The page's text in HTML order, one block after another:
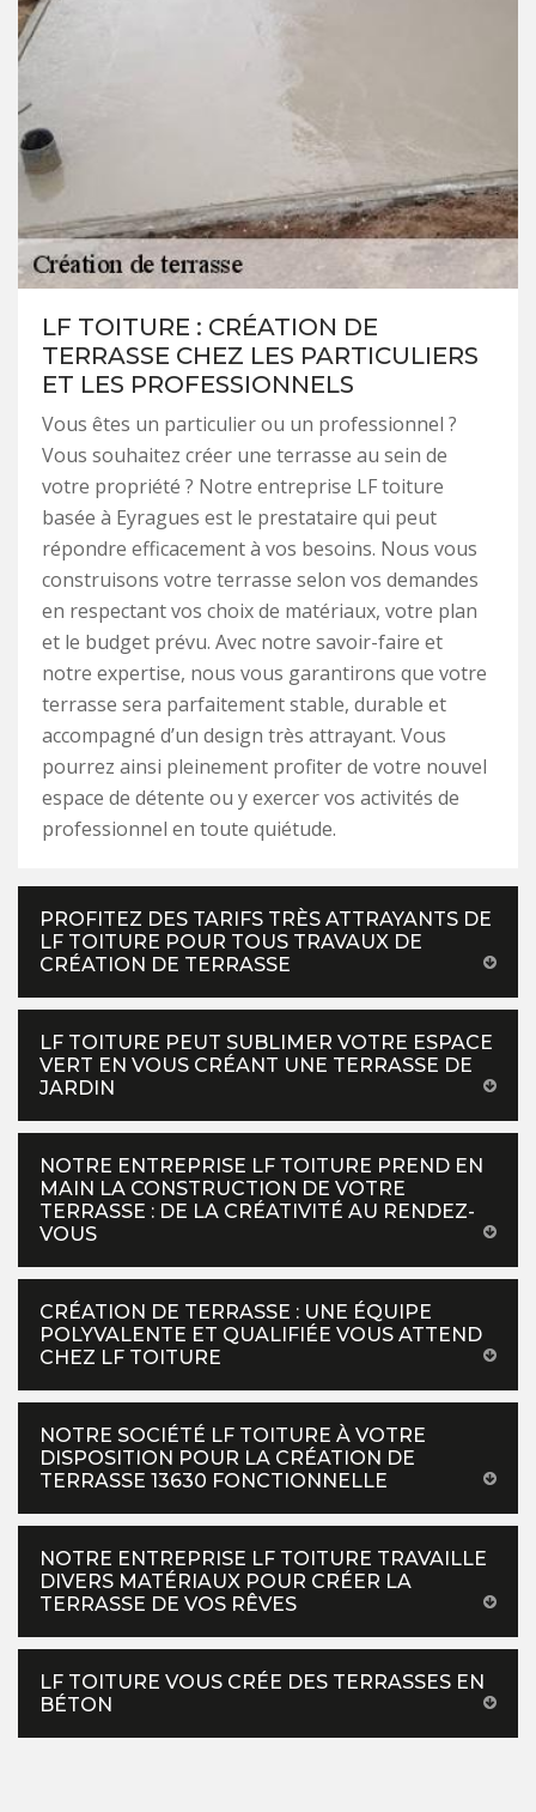
LF TOITURE : CRÉATION DE
TERRASSE CHEZ LES PARTICULIERS
ET LES PROFESSIONNELS
Vous êtes un particulier ou un professionnel ?
Vous souhaitez créer une terrasse au sein de
votre propriété ? Notre entreprise LF toiture
basée à Eyragues est le prestataire qui peut
répondre efficacement à vos besoins. Nous vous
construisons votre terrasse selon vos demandes
en respectant vos choix de matériaux, votre plan
et le budget prévu. Avec notre savoir-faire et
notre expertise, nous vous garantirons que votre
terrasse sera parfaitement stable, durable et
accompagné d’un design très attrayant. Vous
pourrez ainsi pleinement profiter de votre nouvel
espace de détente ou y exercer vos activités de
professionnel en toute quiétude.
PROFITEZ DES TARIFS TRÈS ATTRAYANTS DE
LF TOITURE POUR TOUS TRAVAUX DE
CRÉATION DE TERRASSE
LF TOITURE PEUT SUBLIMER VOTRE ESPACE
VERT EN VOUS CRÉANT UNE TERRASSE DE
JARDIN
NOTRE ENTREPRISE LF TOITURE PREND EN
MAIN LA CONSTRUCTION DE VOTRE
TERRASSE : DE LA CRÉATIVITÉ AU RENDEZ-
VOUS
CRÉATION DE TERRASSE : UNE ÉQUIPE
POLYVALENTE ET QUALIFIÉE VOUS ATTEND
CHEZ LF TOITURE
NOTRE SOCIÉTÉ LF TOITURE À VOTRE
DISPOSITION POUR LA CRÉATION DE
TERRASSE 13630 FONCTIONNELLE
NOTRE ENTREPRISE LF TOITURE TRAVAILLE
DIVERS MATÉRIAUX POUR CRÉER LA
TERRASSE DE VOS RÊVES
LF TOITURE VOUS CRÉE DES TERRASSES EN
BÉTON